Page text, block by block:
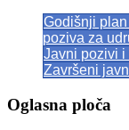
Godišnji
poziva za
Javni pozivi i
Završeni
Oglasna ploča